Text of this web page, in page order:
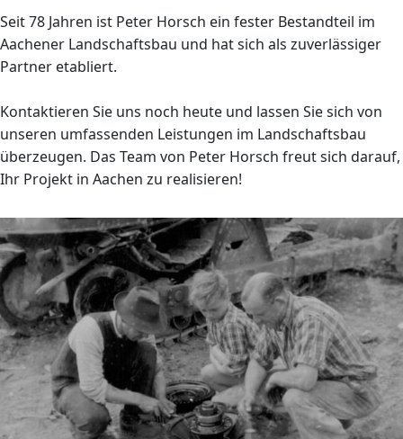
Seit 78 Jahren ist Peter Horsch ein fester Bestandteil im
Aachener Landschaftsbau und hat sich als zuverlässiger
Partner etabliert.
Kontaktieren Sie uns noch heute und lassen Sie sich von
unseren umfassenden Leistungen im Landschaftsbau
überzeugen. Das Team von Peter Horsch freut sich darauf,
Ihr Projekt in Aachen zu realisieren!